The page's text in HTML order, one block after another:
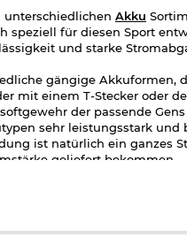
unterschiedlichen Akku
speziell für diesen Sport
und starke
gängige Akkuformen,
mit einem T-Stecker oder
der passende
sehr leistungsstark und
ist natürlich ein ganzes
geliefert bekommen.
den Akku einfacher laden